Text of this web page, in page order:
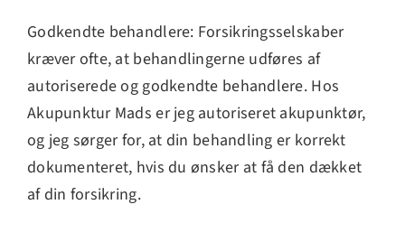
Godkendte behandlere: Forsikringsselskaber
kræver ofte, at behandlingerne udføres af
autoriserede og godkendte behandlere. Hos
Akupunktur Mads er jeg autoriseret akupunktør,
og jeg sørger for, at din behandling er korrekt
dokumenteret, hvis du ønsker at få den dækket
af din forsikring.